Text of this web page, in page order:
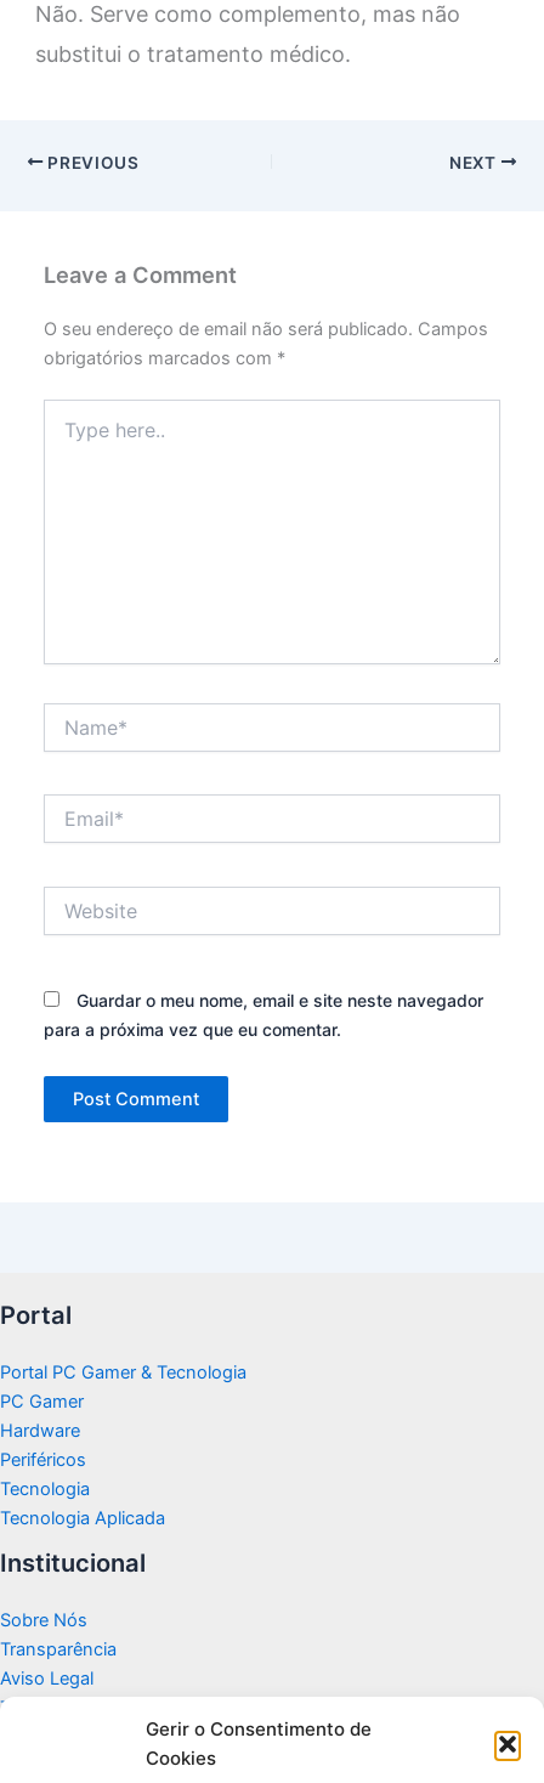
Gerir o Consentimento de
Cookies
Não. Serve como complemento, mas não
substitui o tratamento médico.
PREVIOUS NEXT
Leave a Comment
O seu endereço de email não será publicado. Campos
obrigatórios marcados com *
here..
Guardar o meu nome, email e site neste navegador
para a próxima vez que eu comentar.
Portal
Portal PC Gamer & Tecnologia
PC Gamer
Hardware
Periféricos
Tecnologia
Tecnologia Aplicada
Institucional
Sobre Nós
Transparência
Aviso Legal
Termos de Uso
Politicas de Privacidade e Cookies